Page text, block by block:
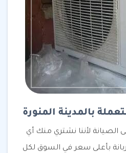
بالمدينة المنورة
الصيانة لأننا نشتري منك أي
بأعلى سعر في السوق لكل